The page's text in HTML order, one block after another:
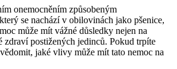
onemocněním způsobeným
se nachází v obilovinách jako pšenice,
může mít vážné důsledky nejen na
zdraví postižených jedinců. Pokud trpíte
jaké vlivy může mít tato nemoc na